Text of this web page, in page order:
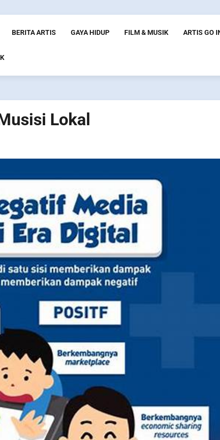
BERITA ARTIS GAYA HIDUP FILM & MUSIK ARTIS GO
Lokal